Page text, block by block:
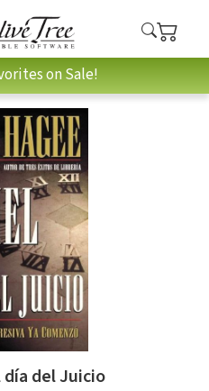
on Sale!
día del Juicio